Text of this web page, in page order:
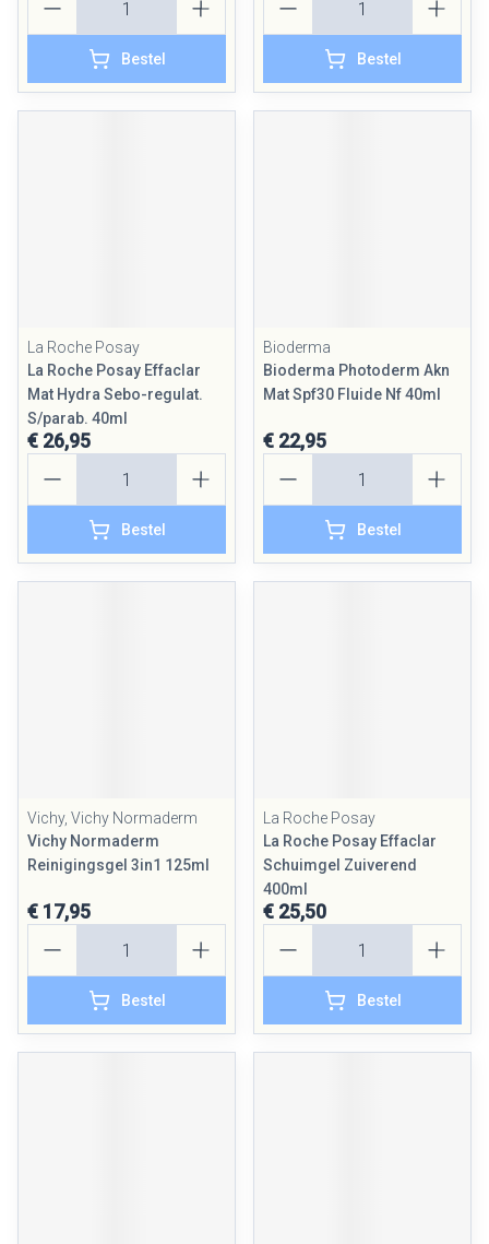
Bestel Bestel
La Roche Posay
La Roche Posay Effaclar
Mat Hydra Sebo-regulat.
S/parab. 40ml
€ 26,95
Bestel
Bioderma
Bioderma Photoderm Akn
Mat Spf30 Fluide Nf 40ml
€ 22,95
Bestel
Vichy, Vichy Normaderm
Vichy Normaderm
Reinigingsgel 3in1 125ml
€ 17,95
Bestel
La Roche Posay
La Roche Posay Effaclar
Schuimgel Zuiverend
400ml
€ 25,50
Bestel